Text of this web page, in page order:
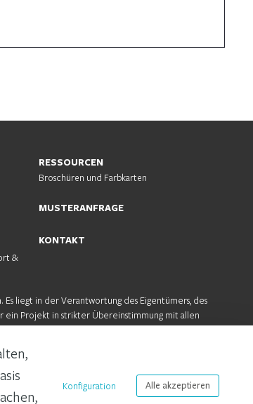
&
RESSOURCEN
Broschüren und Farbkarten
MUSTERANFRAGE
KONTAKT
liegt in der Verantwortung des Eigentümers, des
ein Projekt in strikter Übereinstimmung mit allen
Konfiguration Alle akzeptieren